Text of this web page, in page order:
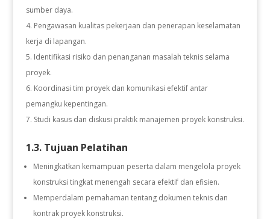
sumber daya.
Pengawasan kualitas pekerjaan dan penerapan keselamatan
kerja di lapangan.
Identifikasi risiko dan penanganan masalah teknis selama
proyek.
Koordinasi tim proyek dan komunikasi efektif antar
pemangku kepentingan.
Studi kasus dan diskusi praktik manajemen proyek konstruksi.
1.3. Tujuan Pelatihan
Meningkatkan kemampuan peserta dalam mengelola proyek
konstruksi tingkat menengah secara efektif dan efisien.
Memperdalam pemahaman tentang dokumen teknis dan
kontrak proyek konstruksi.